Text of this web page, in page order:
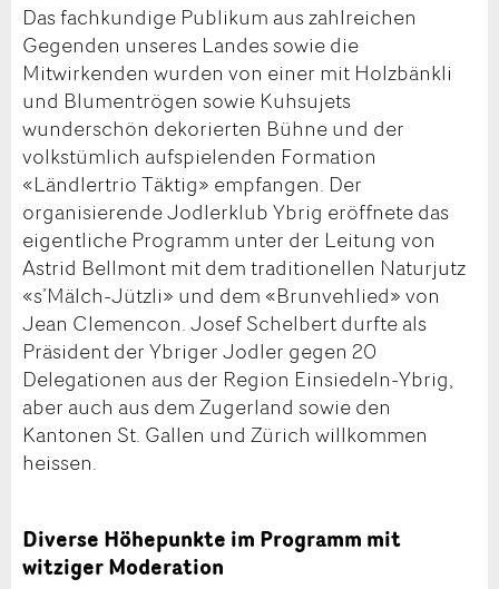
Das fachkundige Publikum aus zahlreichen
Gegenden unseres Landes sowie die
Mitwirkenden wurden von einer mit Holzbänkli
und Blumentrögen sowie Kuhsujets
wunderschön dekorierten Bühne und der
volkstümlich aufspielenden Formation
«Ländlertrio Täktig» empfangen. Der
organisierende Jodlerklub Ybrig eröffnete das
eigentliche Programm unter der Leitung von
Astrid Bellmont mit dem traditionellen Naturjutz
«s’Mälch-Jützli» und dem «Brunvehlied» von
Jean Clemencon. Josef Schelbert durfte als
Präsident der Ybriger Jodler gegen 20
Delegationen aus der Region Einsiedeln-Ybrig,
aber auch aus dem Zugerland sowie den
Kantonen St. Gallen und Zürich willkommen
heissen.
Diverse Höhepunkte im Programm mit
witziger Moderation